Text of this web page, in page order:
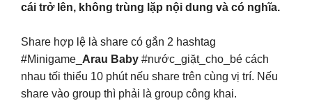
cái trở lên, không trùng lặp nội dung và có nghĩa.
Share hợp lệ là share có gắn 2 hashtag
#Minigame_ Arau Baby #nước_giặt_cho_bé cách
nhau tối thiểu 10 phút nếu share trên cùng vị trí. Nếu
share vào group thì phải là group công khai.